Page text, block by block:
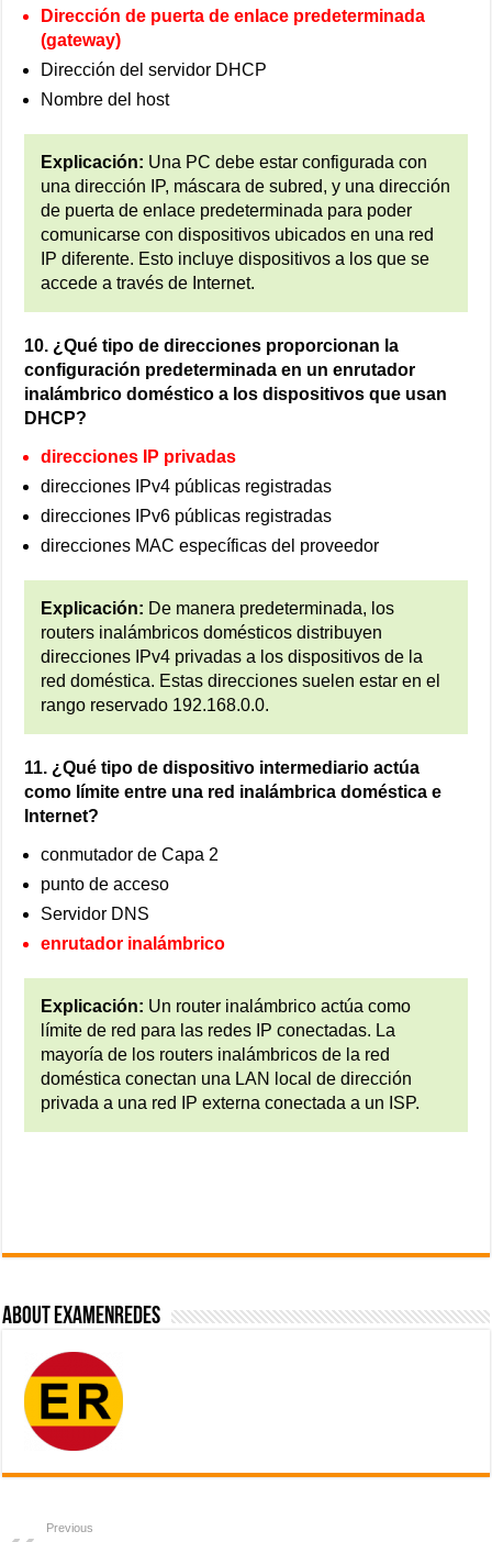
Dirección de puerta de enlace predeterminada
(gateway)
Dirección del servidor DHCP
Nombre del host
Explicación: Una PC debe estar configurada con
una dirección IP, máscara de subred, y una dirección
de puerta de enlace predeterminada para poder
comunicarse con dispositivos ubicados en una red
IP diferente. Esto incluye dispositivos a los que se
accede a través de Internet.
10. ¿Qué tipo de direcciones proporcionan la
configuración predeterminada en un enrutador
inalámbrico doméstico a los dispositivos que usan
DHCP?
direcciones IP privadas
direcciones IPv4 públicas registradas
direcciones IPv6 públicas registradas
direcciones MAC específicas del proveedor
Explicación: De manera predeterminada, los
routers inalámbricos domésticos distribuyen
direcciones IPv4 privadas a los dispositivos de la
red doméstica. Estas direcciones suelen estar en el
rango reservado 192.168.0.0.
11. ¿Qué tipo de dispositivo intermediario actúa
como límite entre una red inalámbrica doméstica e
Internet?
conmutador de Capa 2
punto de acceso
Servidor DNS
enrutador inalámbrico
Explicación: Un router inalámbrico actúa como
límite de red para las redes IP conectadas. La
mayoría de los routers inalámbricos de la red
doméstica conectan una LAN local de dirección
privada a una red IP externa conectada a un ISP.
About ExamenRedes
Previous